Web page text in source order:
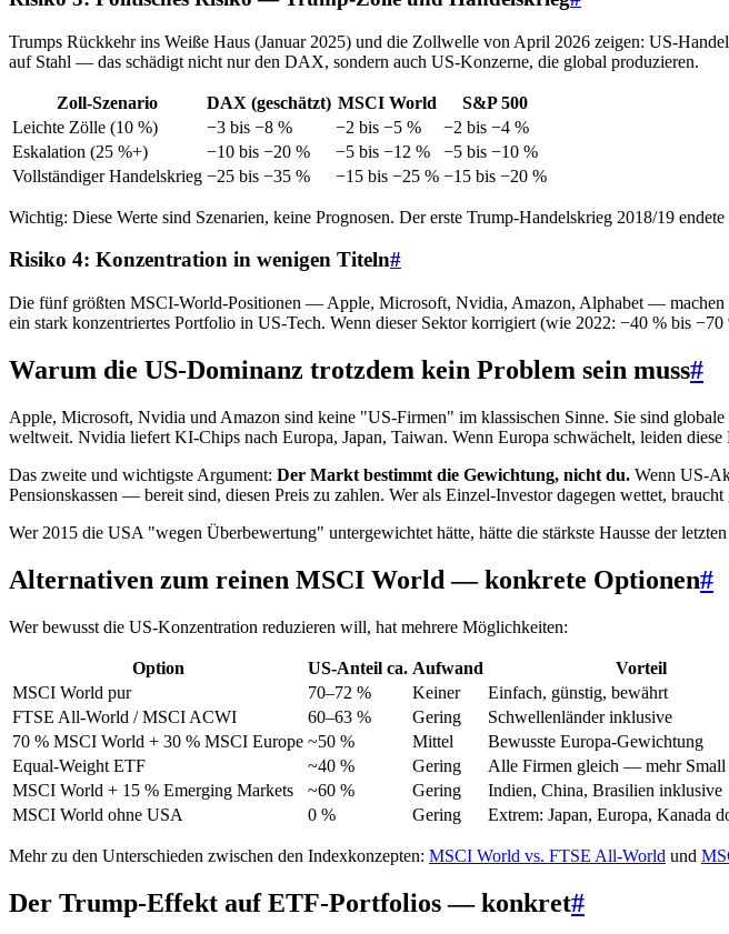
Trumps Rückkehr ins Weiße Haus (Januar 2025) und die Zollwelle von April 2026 zeigen: US-
auf Stahl — das schädigt nicht nur den DAX, sondern auch US-Konzerne, die global produzieren.
Zoll-Szenario DAX (geschätzt) MSCI World
S&P 500
Leichte Zölle (10 %)
−3 bis −8 % −2 bis −5 %
−2 bis −4 %
Eskalation (25 %+)
−10 bis −20 % −5 bis −12 %
−5 bis −10 %
Vollständiger Handelskrieg −25 bis −35 % −15 bis −25 % −15 bis −20 %
Wichtig: Diese Werte sind Szenarien, keine Prognosen. Der erste Trump-Handelskrieg 2018/19
Risiko 4: Konzentration in wenigen Titeln#
Die fünf größten MSCI-World-Positionen — Apple, Microsoft, Nvidia, Amazon, Alphabet — machen
ein stark konzentriertes Portfolio in US-Tech. Wenn dieser Sektor korrigiert (wie 2022: −40 % bis
Warum die US-Dominanz trotzdem kein Problem sein muss#
Apple, Microsoft, Nvidia und Amazon sind keine "US-Firmen" im klassischen Sinne. Sie sind
weltweit. Nvidia liefert KI-Chips nach Europa, Japan, Taiwan. Wenn Europa schwächelt, leiden
Das zweite und wichtigste Argument: Der Markt bestimmt die Gewichtung, nicht du. Wenn US-
Pensionskassen — bereit sind, diesen Preis zu zahlen. Wer als Einzel-Investor dagegen wettet,
Wer 2015 die USA "wegen Überbewertung" untergewichtet hätte, hätte die stärkste Hausse der letzten
Alternativen zum reinen MSCI World — konkrete Optionen#
Wer bewusst die US-Konzentration reduzieren will, hat mehrere Möglichkeiten:
Option US-Anteil ca. Aufwand
Vorteil
MSCI World pur
70–72 % Keiner
Einfach, günstig, bewährt
FTSE All-World / MSCI ACWI
60–63 % Gering
Schwellenländer inklusive
70 % MSCI World + 30 % MSCI Europe ~50 % Mittel
Bewusste Europa-Gewichtung
Equal-Weight ETF
~40 % Gering
Alle Firmen gleich — mehr Small
MSCI World + 15 % Emerging Markets
~60 % Gering
Indien, China, Brasilien inklusive
MSCI World ohne USA
0 % Gering Extrem: Japan, Europa, Kanada
Mehr zu den Unterschieden zwischen den Indexkonzepten: MSCI World vs. FTSE All-World und
Der Trump-Effekt auf ETF-Portfolios — konkret#